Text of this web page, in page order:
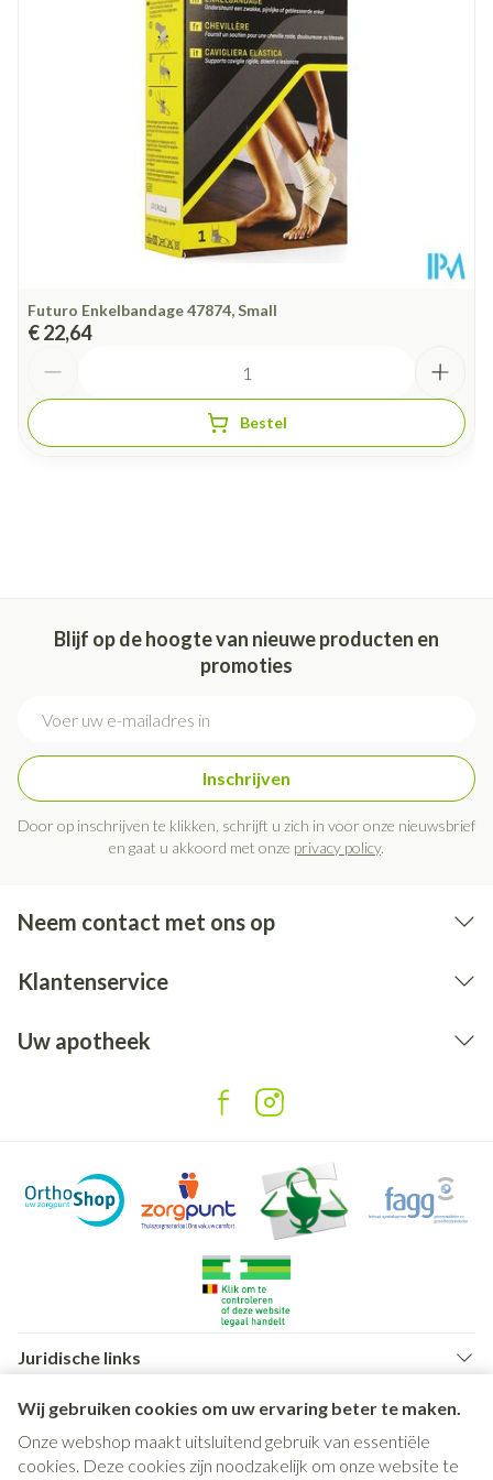
Wij gebruiken cookies om uw ervaring beter te maken.
Onze webshop maakt uitsluitend gebruik van essentiële
cookies. Deze cookies zijn noodzakelijk om onze website te
Stuk
Kamertemperatuur (15°C - 25°C)
Futuro Enkelbandage 47874, Small
€ 22,64
Bestel
Blijf op de hoogte van nieuwe producten en
promoties
Inschrijven
Door op inschrijven te klikken, schrijft u zich in voor onze nieuwsbrief
en gaat u akkoord met onze privacy policy.
Neem contact met ons op
Klantenservice
Uw apotheek
Juridische links